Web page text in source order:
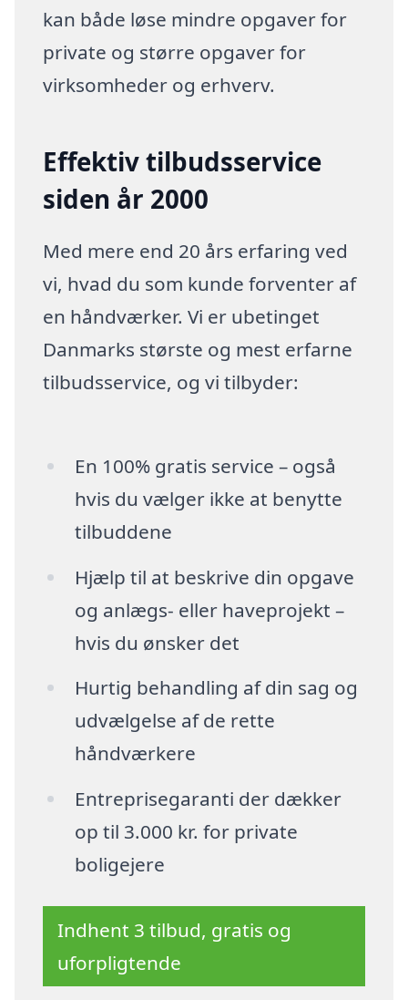
kan både løse mindre opgaver for
private og større opgaver for
virksomheder og erhverv.
Effektiv tilbudsservice
siden år 2000
Med mere end 20 års erfaring ved
vi, hvad du som kunde forventer af
en håndværker. Vi er ubetinget
Danmarks største og mest erfarne
tilbudsservice, og vi tilbyder:
En 100% gratis service – også
hvis du vælger ikke at benytte
tilbuddene
Hjælp til at beskrive din opgave
og anlægs- eller haveprojekt –
hvis du ønsker det
Hurtig behandling af din sag og
udvælgelse af de rette
håndværkere
Entreprisegaranti der dækker
op til 3.000 kr. for private
boligejere
Indhent 3 tilbud, gratis og
uforpligtende